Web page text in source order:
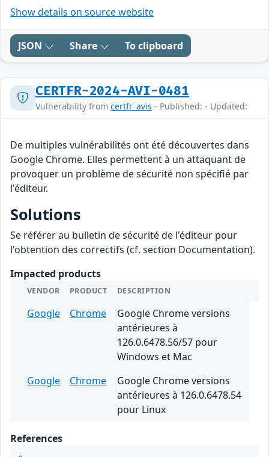
Show details on source website
JSON Share To clipboard
CERTFR-2024-AVI-0481
Vulnerability from certfr_avis - Published: - Updated:
De multiples vulnérabilités ont été découvertes dans
Google Chrome. Elles permettent à un attaquant de
provoquer un problème de sécurité non spécifié par
l'éditeur.
Solutions
Se référer au bulletin de sécurité de l'éditeur pour
l'obtention des correctifs (cf. section Documentation).
Impacted products
VENDOR PRODUCT DESCRIPTION
Google Chrome
Google Chrome versions
antérieures à
126.0.6478.56/57 pour
Windows et Mac
Google
Chrome
Google Chrome versions
antérieures à 126.0.6478.54
pour Linux
References